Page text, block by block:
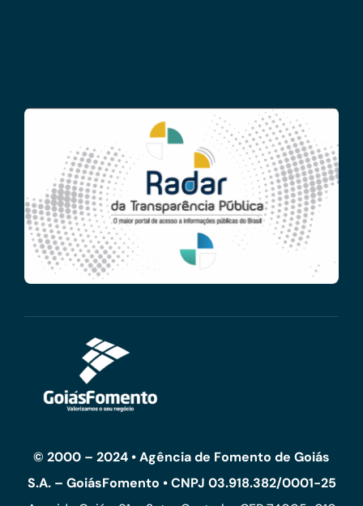
© 2000 – 2024 • Agência de Fomento de Goiás
S.A. – GoiásFomento • CNPJ 03.918.382/0001-25